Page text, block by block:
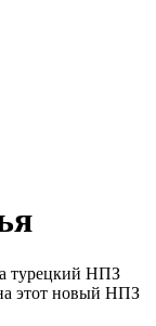
турецкий НПЗ
этот новый НПЗ